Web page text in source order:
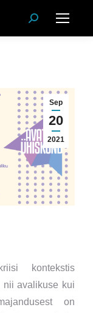
Search:
Sep
20
2021
kontekstis
nii avalikuse kui
on